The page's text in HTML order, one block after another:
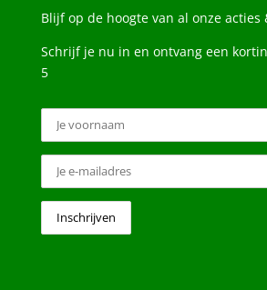
Blijf op de hoogte van al onze acties
Schrijf je nu in en ontvang een
5